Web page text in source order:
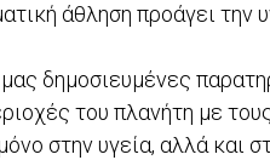
άθληση προάγει την
δημοσιευμένες
του πλανήτη με
στην υγεία, αλλά και